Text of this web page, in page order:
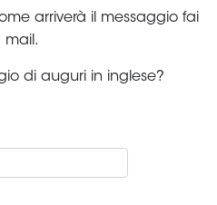
arriverà il messaggio fai
mail.
di auguri in inglese?